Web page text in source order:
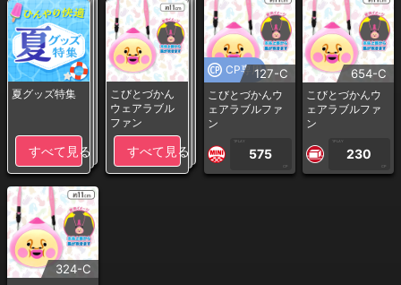
夏グッズ特集
すべて見る
こびとづかん
ウェアラブル
ファン
すべて見る
CP専用127-C
こびとづかんウ
ェアラブルファ
ン
1PLAY
575
CP
654-C
こびとづかんウ
ェアラブルファ
ン
1PLAY
230
CP
324-C